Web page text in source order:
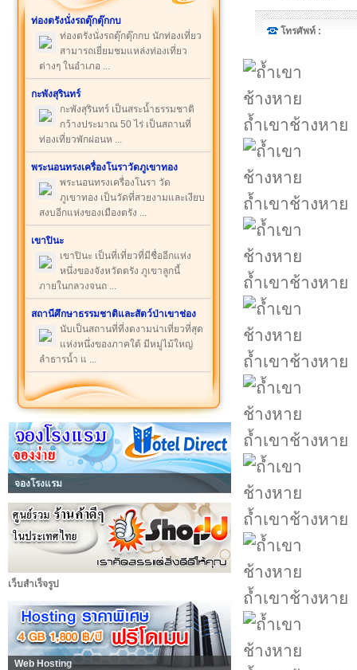
ท่องตรังนั่งรถตุ๊กตุ๊กกบ
ท่องตรังนั่งรถตุ๊กตุ๊กกบ นักท่องเที่ยว
สามารถเยี่ยมชมแหล่งท่องเที่ยว
ต่างๆ ในอำเภอ ...
กะพังสุรินทร์
กะพังสุรินทร์ เป็นสระน้ำธรรมชาติ
กว้างประมาณ 50 ไร่ เป็นสถานที่
ท่องเที่ยวพักผ่อนห ...
พระนอนทรงเครื่องโนราวัดภูเขาทอง
พระนอนทรงเครื่องโนรา วัด
ภูเขาทอง เป็นวัดที่สวยงามและเงียบ
สงบอีกแห่งของเมืองตรัง ...
เขาปินะ
เขาปินะ เป็นที่เที่ยวที่มีชื่ออีกแห่ง
หนึ่งของจังหวัดตรัง ภูเขาลูกนี้
ภายในกลวงจนถ ...
สถานีศึกษาธรรมชาติและสัตว์ป่าเขาช่อง
นับเป็นสถานที่ที่งดงามน่าเที่ยวที่สุด
แห่งหนึ่งของภาคใต้ มีหมู่ไม้ใหญ่
ลำธารน้ำ แ ...
จองโรงแรม
เว็บสำเร็จรูป
Web Hosting
โทรศัพท์ :
ถ้ำเขาช้างหาย
ถ้ำเขาช้างหาย
ถ้ำเขาช้างหาย
ถ้ำเขาช้างหาย
ถ้ำเขาช้างหาย
ถ้ำเขาช้างหาย
ถ้ำเขาช้างหาย